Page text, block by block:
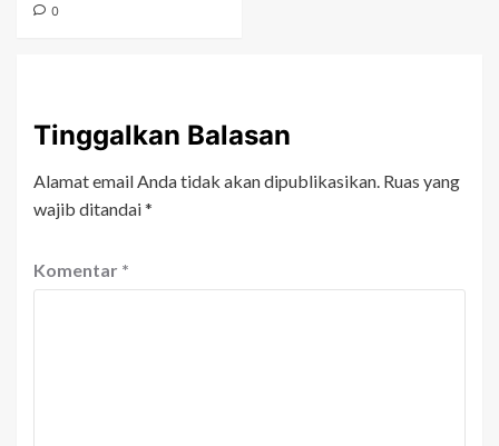
0
Tinggalkan Balasan
Alamat email Anda tidak akan dipublikasikan. Ruas yang
wajib ditandai*
Komentar *